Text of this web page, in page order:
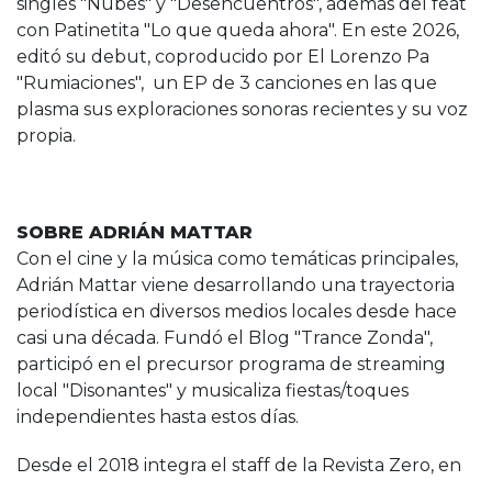
con Patinetita "Lo que queda ahora". En este 2026,
editó su debut, coproducido por El Lorenzo Pa
"Rumiaciones", un EP de 3 canciones en las que
plasma sus exploraciones sonoras recientes y su voz
propia.
SOBRE ADRIÁN MATTAR
Con el cine y la música como temáticas principales,
Adrián Mattar viene desarrollando una trayectoria
periodística en diversos medios locales desde hace
casi una década. Fundó el Blog "Trance Zonda",
participó en el precursor programa de streaming
local "Disonantes" y musicaliza fiestas/toques
independientes hasta estos días.
Desde el 2018 integra el staff de la Revista Zero, en